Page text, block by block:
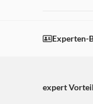
Experten-
expert